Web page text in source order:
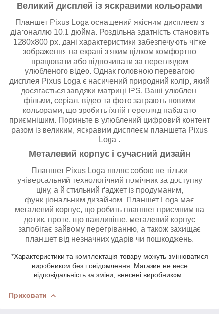
Великий дисплей із яскравими кольорами
Планшет Pixus Loga оснащений якісним дисплеєм з
діагоналлю 10.1 дюйма. Роздільна здатність становить
1280х800 px, дані характеристики забезпечують чітке
зображення на екрані з яким цілком комфортно
працювати або відпочивати за переглядом
улюбленого відео. Однак головною перевагою
дисплея Pixus Loga є насичений природний колір, який
досягається завдяки матриці IPS. Ваші улюблені
фільми, серіал, відео та фото заграють новими
кольорами, що зробить їхній перегляд набагато
приємнішим. Пориньте в улюблений цифровий контент
разом із великим, яскравим дисплеєм планшета Pixus
Loga .
Металевий корпус і сучасний дизайн
Планшет Pixus Loga являє собою не тільки
універсальний технологічний помічник за доступну
ціну, а й стильний ґаджет із продуманим,
функціональним дизайном. Планшет Loga має
металевий корпус, що робить планшет приємним на
дотик, проте, що важливіше, металевий корпус
запобігає зайвому перегріванню, а також захищає
планшет від незначних ударів чи пошкоджень.
*Характеристики та комплектація товару можуть змінюватися
виробником без повідомлення. Магазин не несе
відповідальність за зміни, внесені виробником.
Приховати